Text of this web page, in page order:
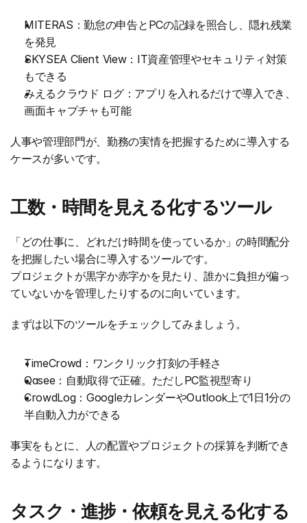
MITERAS：勤怠の申告とPCの記録を照合し、隠れ残業
を発見
SKYSEA Client View：IT資産管理やセキュリティ対策
もできる
みえるクラウド ログ：アプリを入れるだけで導入でき、
画面キャプチャも可能
人事や管理部門が、勤務の実情を把握するために導入する
ケースが多いです。
工数・時間を見える化するツール
「どの仕事に、どれだけ時間を使っているか」の時間配分
を把握したい場合に導入するツールです。
プロジェクトが黒字か赤字かを見たり、誰かに負担が偏っ
ていないかを管理したりするのに向いています。
まずは以下のツールをチェックしてみましょう。
TimeCrowd：ワンクリック打刻の手軽さ
Qasee：自動取得で正確。ただしPC監視型寄り
CrowdLog：GoogleカレンダーやOutlook上で1日1分の
半自動入力ができる
事実をもとに、人の配置やプロジェクトの採算を判断でき
るようになります。
タスク・進捗・依頼を見える化する